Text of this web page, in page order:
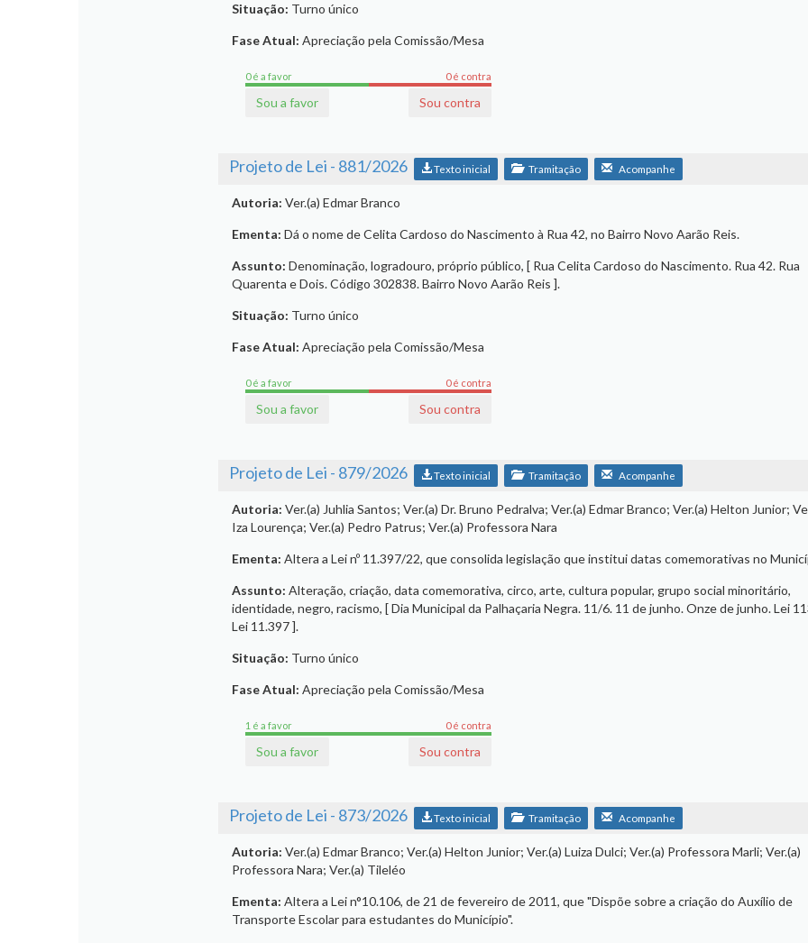
Situação: Turno único
Fase Atual: Apreciação pela Comissão/Mesa
0 é a favor 0 é contra
Sou a favor Sou contra
Projeto de Lei - 881/2026 Texto inicial Tramitação Acompanhe
Autoria: Ver.(a) Edmar Branco
Ementa: Dá o nome de Celita Cardoso do Nascimento à Rua 42, no Bairro Novo Aarão Reis.
Assunto: Denominação, logradouro, próprio público, [ Rua Celita Cardoso do Nascimento. Rua 42. Rua
Quarenta e Dois. Código 302838. Bairro Novo Aarão Reis ].
Situação: Turno único
Fase Atual: Apreciação pela Comissão/Mesa
0 é a favor 0 é contra
Sou a favor Sou contra
Projeto de Lei - 879/2026 Texto inicial Tramitação Acompanhe
Autoria: Ver.(a) Juhlia Santos; Ver.(a) Dr. Bruno Pedralva; Ver.(a) Edmar Branco; Ver.(a) Helton Junior;
Iza Lourença; Ver.(a) Pedro Patrus; Ver.(a) Professora Nara
Ementa: Altera a Lei nº 11.397/22, que consolida legislação que institui datas comemorativas no
Assunto: Alteração, criação, data comemorativa, circo, arte, cultura popular, grupo social minoritário,
identidade, negro, racismo, [ Dia Municipal da Palhaçaria Negra. 11/6. 11 de junho. Onze de junho. Lei
Lei 11.397 ].
Situação: Turno único
Fase Atual: Apreciação pela Comissão/Mesa
1 é a favor 0 é contra
Sou a favor Sou contra
Projeto de Lei - 873/2026 Texto inicial Tramitação Acompanhe
Autoria: Ver.(a) Edmar Branco; Ver.(a) Helton Junior; Ver.(a) Luiza Dulci; Ver.(a) Professora Marli; Ver.(a)
Professora Nara; Ver.(a) Tileléo
Ementa: Altera a Lei n°10.106, de 21 de fevereiro de 2011, que "Dispõe sobre a criação do Auxílio de
Transporte Escolar para estudantes do Município".